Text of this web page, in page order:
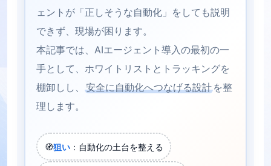
ェントが「正しそうな自動化」をしても説明
できず、現場が困ります。
本記事では、AIエージェント導入の最初の一
手として、ホワイトリストとトラッキングを
棚卸しし、 安全に自動化へつなげる設計を整
理します。
🧭狙い：自動化の土台を整える